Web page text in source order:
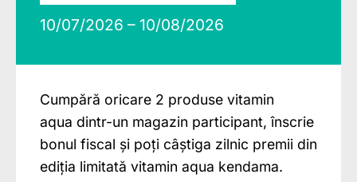
10/07/2026 – 10/08/2026
Cumpără oricare 2 produse vitamin
aqua dintr-un magazin participant, înscrie
bonul fiscal și poți câștiga zilnic premii din
ediția limitată vitamin aqua kendama.